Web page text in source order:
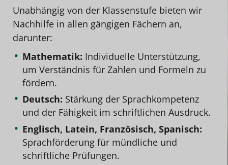
Unabhängig von der Klassenstufe bieten wir
Nachhilfe in allen gängigen Fächern an,
darunter:
Mathematik: Individuelle Unterstützung,
um Verständnis für Zahlen und Formeln zu
fördern.
Deutsch: Stärkung der Sprachkompetenz
und der Fähigkeit im schriftlichen Ausdruck.
Englisch, Latein, Französisch, Spanisch:
Sprachförderung für mündliche und
schriftliche Prüfungen.